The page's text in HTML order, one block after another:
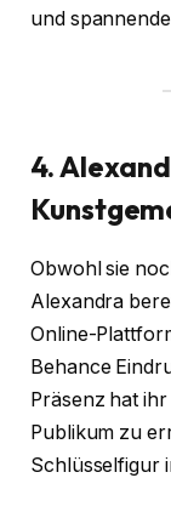
und
4.
Obwohl sie
Alexandra
Online-
Behance
Präsenz hat
Publikum zu
Schlüsselfigur